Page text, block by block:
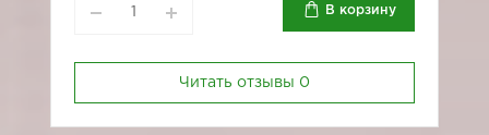
В корзину
Читать отзывы 0